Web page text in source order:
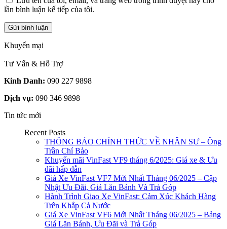
lần bình luận kế tiếp của tôi.
Khuyến mại
Tư Vấn & Hỗ Trợ
Kinh Danh: 090 227 9898
Dịch vụ: 090 346 9898
Tin tức mới
Recent Posts
THÔNG BÁO CHÍNH THỨC VỀ NHÂN SỰ – Ông
Trần Chí Bảo
Khuyến mãi VinFast VF9 tháng 6/2025: Giá xe & Ưu
đãi hấp dẫn
Giá Xe VinFast VF7 Mới Nhất Tháng 06/2025 – Cập
Nhật Ưu Đãi, Giá Lăn Bánh Và Trả Góp
Hành Trình Giao Xe VinFast: Cảm Xúc Khách Hàng
Trên Khắp Cả Nước
Giá Xe VinFast VF6 Mới Nhất Tháng 06/2025 – Bảng
Giá Lăn Bánh, Ưu Đãi và Trả Góp